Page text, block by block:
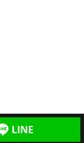
LINE